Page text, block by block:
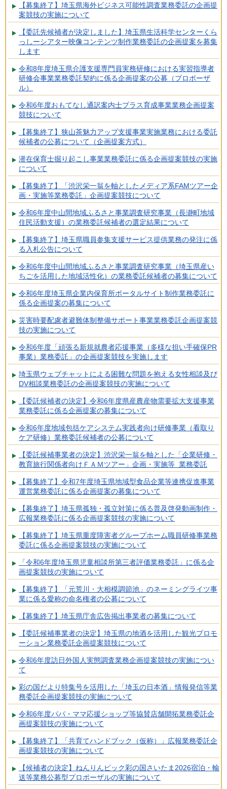
【募集終了】埼玉県海外ビジネス可能性調査業務委託の企画提
案競技の実施について
【委託先候補者が決定しました】埼玉県生活科学センターくら
っしーシアター映像コンテンツ制作業務委託の企画提案を募集
します
令和8年度埼玉県介護支援専門員実務研修における実習指導者
研修会事業業務委託契約に係る企画提案の公募（プロポーザ
ル）
令和6年度おもてなし通訳案内士プラス育成事業業務企画提案
競技について
【募集終了】狭山茶魅力アップ支援事業実施業務における委託
候補者の公募について（企画提案方式）
潜在保育士掘り起こし事業業務委託に係る企画提案競技の実施
について
【募集終了】「渋沢栄一翁を軸としたメディア系FAMツアー企
画・実施等業務委託」企画提案競技について
令和6年度中山間地域ふるさと事業調査研究事業（長瀞町地域
住民活動支援）の業務委託候補者の選定結果について
【募集終了】埼玉県職員参集支援サービス提供業務の発注に係
る入札公告について
令和6年度中山間地域ふるさと事業調査研究事業（埼玉県産い
ちごを活用した地域活性化）の業務委託候補者の募集について
令和6年度埼玉県企業内保育所ポータルサイト制作業務委託に
係る企画提案の募集について
災害時要配慮者避難体制整備サポート事業業務委託企画提案競
技の実施について
令和6年度「頑張る新規就農者応援事業（多様な担い手確保PR
事業）業務委託」の企画提案競技を実施します
埼玉県ウェブチャットによる困難な問題を抱える女性相談及び
DV相談業務委託の企画提案競技の実施について
【委託候補者の決定】令和6年度県産農産物需要拡大支援事業
業務委託に係る企画提案の募集について
令和6年度地域包括ケアシステム実践者向け研修事業（看取り
ケア研修）業務委託候補者の公募について
【委託候補事業者の決定】渋沢栄一翁を軸とした「企業研修・
教育旅行関係者向けＦＡＭツアー」企画・実施等 業務委託
【募集終了】令和7年度埼玉県地域型食品企業等連携促進事業
運営業務委託に係る企画提案の募集について
【募集終了】埼玉県孤独・孤立対策に係る普及啓発動画制作・
広報業務委託に係る企画提案競技の実施について
【募集終了】埼玉県重度障害者グループホーム職員研修事業務
委託に係る企画提案競技の実施について
「令和6年度埼玉県児童相談所第三者評価業務委託」に係る企
画提案競技の実施について
【募集終了】「元荒川・大相模調節池」のネーミングライツ事
業に係る愛称の命名権者の公募について
【募集終了】埼玉県庁舎広告掲出事業者の募集について
【委託候補事業者の決定】埼玉県の地酒を活用した観光プロモ
ーション業務委託企画提案競技について
令和6年度訪日外国人実態調査業務企画提案競技の実施につい
て
彩の国だより特集号を活用した「埼玉の日本酒」情報発信等業
務委託企画提案競技の実施について
令和6年度パパ・ママ応援ショップ等協賛店舗開拓業務委託企
画提案競技の実施について
【募集終了】「共育てハンドブック（仮称）」広報業務委託企
画提案競技の実施について
【候補者の決定】ねんりんピック彩の国さいたま2026宿泊・輸
送等業務公募型プロポーザルの実施について